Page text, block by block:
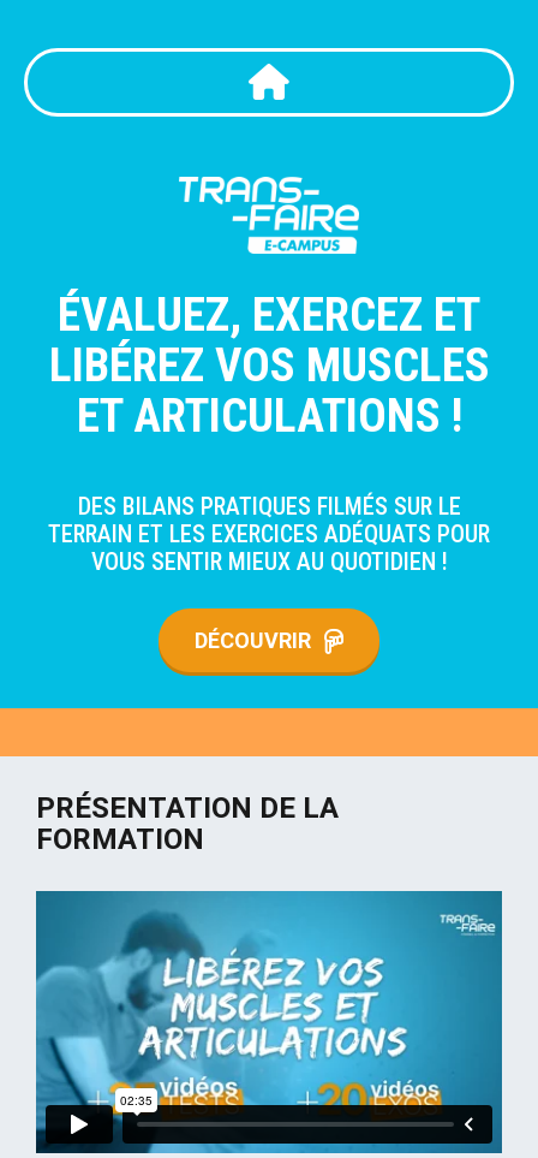
ÉVALUEZ, EXERCEZ ET
LIBÉREZ VOS MUSCLES
ET ARTICULATIONS !
DES BILANS PRATIQUES FILMÉS SUR LE
TERRAIN ET LES EXERCICES ADÉQUATS POUR
VOUS SENTIR MIEUX AU QUOTIDIEN !
DÉCOUVRIR
PRÉSENTATION DE LA
FORMATION